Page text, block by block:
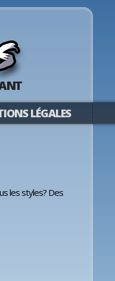
LÉGALES
les styles? Des